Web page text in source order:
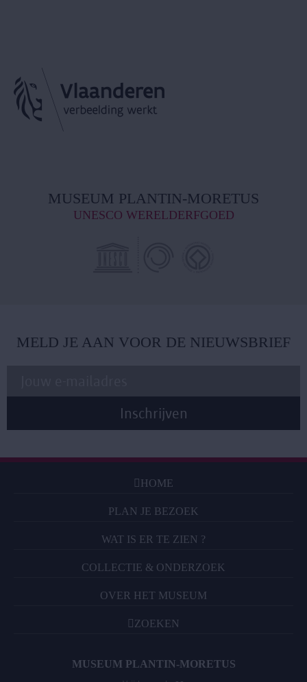
MUSEUM PLANTIN-MORETUS
UNESCO WERELDERFGOED
MELD JE AAN VOOR DE NIEUWSBRIEF
HOME
PLAN JE BEZOEK
WAT IS ER TE ZIEN ?
COLLECTIE & ONDERZOEK
OVER HET MUSEUM
ZOEKEN
MUSEUM PLANTIN-MORETUS